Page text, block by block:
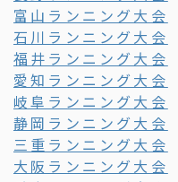
富山ランニング大会
石川ランニング大会
福井ランニング大会
愛知ランニング大会
岐阜ランニング大会
静岡ランニング大会
三重ランニング大会
大阪ランニング大会